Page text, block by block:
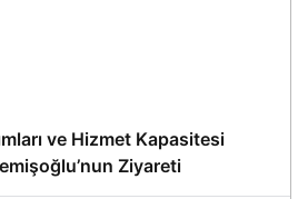
ve Hizmet Kapasitesi
Ziyareti